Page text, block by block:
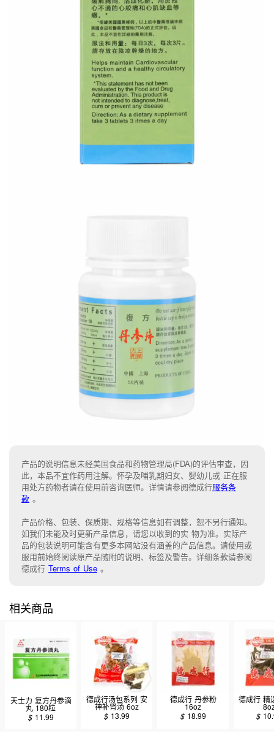
产品的说明信息未经美国食品和药物管理局(FDA)的评估审查，因
此，本品不宜作药用注解。怀孕及哺乳期妇女、婴幼儿或 正在服
用处方药物者请在使用前咨询医师。详情请参阅德成行服务条
款 。
产品价格、包装、保质期、规格等信息如有调整，恕不另行通知。
如我们未能及时更新产品信息， 请您以收到的实 物为准。 实际产
品的包装说明可能含有更多本网站没有涵盖的产品信息。请使用或
服用前始终阅读原产品随附的说明、 标签及警告。 详细条款请参阅
德成行 Terms of Use 。
相关商品
天士力 复方丹参滴
丸 180粒
$ 11.99
德成行汤包系列 安
神补肾汤 6oz
$ 13.99
德成行 丹参粉
16oz
$ 18.99
德成行 精
$